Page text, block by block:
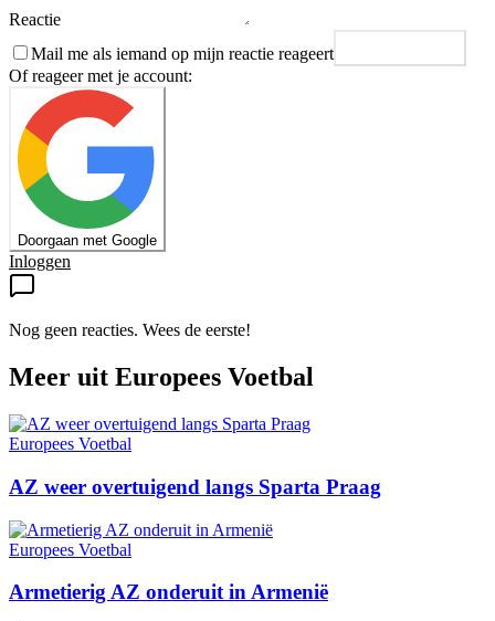
Reactie
Mail me als iemand op mijn reactie reageert
Of reageer met je account:
Doorgaan met Google
Inloggen
Nog geen reacties. Wees de eerste!
Meer uit Europees Voetbal
Europees Voetbal
AZ weer overtuigend langs Sparta Praag
Europees Voetbal
Armetierig AZ onderuit in Armenië